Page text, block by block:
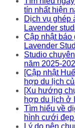
tín nhất hiện
Dịch vụ ghép
Lavender
Cập nhật
Lavender
Studio
năm 2025-
[Cập nhật
hợp du lịch
[Xu hướng
hợp du lịch ở
Tìm hiểu về
hình cưới
Lý do nên